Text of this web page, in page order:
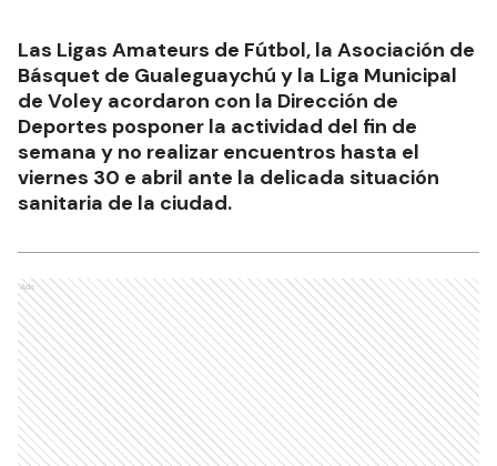
Las Ligas Amateurs de Fútbol, la Asociación de
Básquet de Gualeguaychú y la Liga Municipal
de Voley acordaron con la Dirección de
Deportes posponer la actividad del fin de
semana y no realizar encuentros hasta el
viernes 30 e abril ante la delicada situación
sanitaria de la ciudad.
Ads